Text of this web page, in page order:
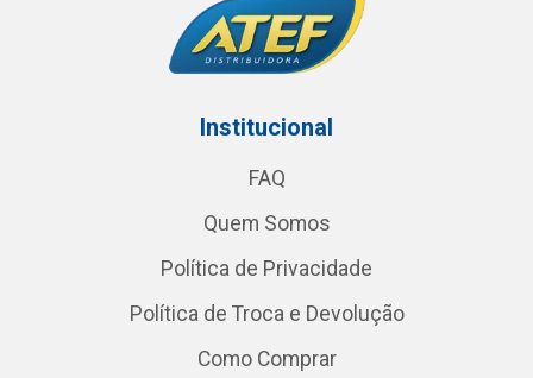
Institucional
FAQ
Quem Somos
Política de Privacidade
Política de Troca e Devolução
Como Comprar